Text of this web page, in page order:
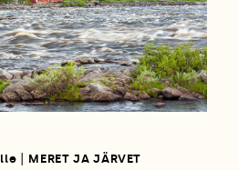
MERET JA JÄRVET